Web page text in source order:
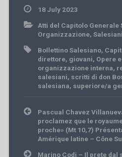
18 July 2023
Atti del Capitolo Generale
Organizzazione,
Bollettino Salesiano,
direttore, giovani, Opere
organizzazione interna,
salesiani, scritti di don
salesiana, superiore/a
Post
navigation
Pascual Chavez
proclamez que le
proche» (Mt 10,7)
Amérique latine – Cône
Marino Codi – Il prete